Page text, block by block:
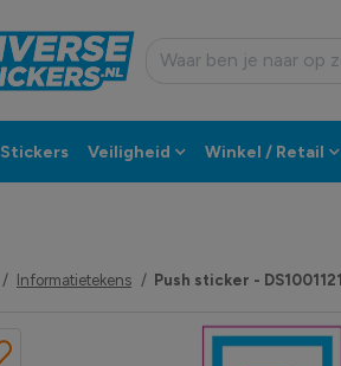
Stickers Veiligheid Winkel / Retail
Informatietekens Push sticker - DS1001121